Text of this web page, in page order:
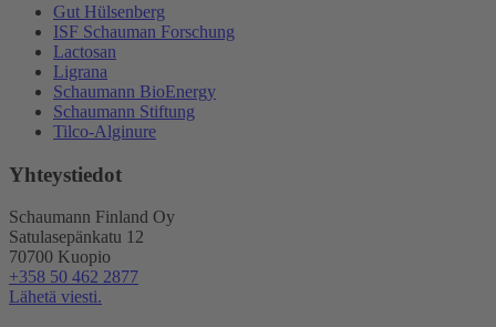
Gut Hülsenberg
ISF Schauman Forschung
Lactosan
Ligrana
Schaumann BioEnergy
Schaumann Stiftung
Tilco-Alginure
Yhteystiedot
Schaumann Finland Oy
Satulasepänkatu 12
70700 Kuopio
+358 50 462 2877
Lähetä viesti.